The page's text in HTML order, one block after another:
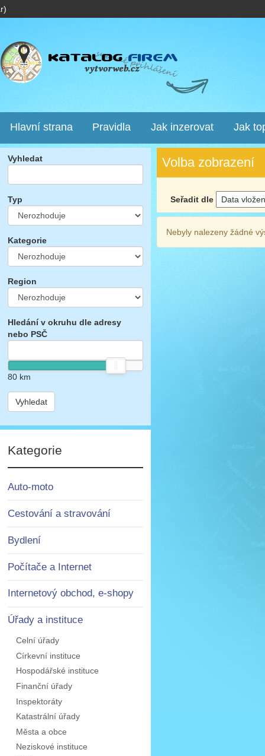
Hlavní strana Pravidla Jak inzerovat Jak
Vyhledat
Typ
Kategorie
Region
Hledání v okruhu dle adresy
nebo PSČ
80km
Vyhledat
Kategorie
Auto-moto
Cestování a stravování
Bydlení
Počítače a Internet
Internetový obchod, e-shopy
Úřady a instituce
Celní úřady
Církevní instituce
Hospodářské instituce
Finanční úřady
Inspektoráty
Katastrální úřady
Města a obce
Neziskové instituce
Volba zobrazení
Seřadit dle
Nebyly nalezeny žádné